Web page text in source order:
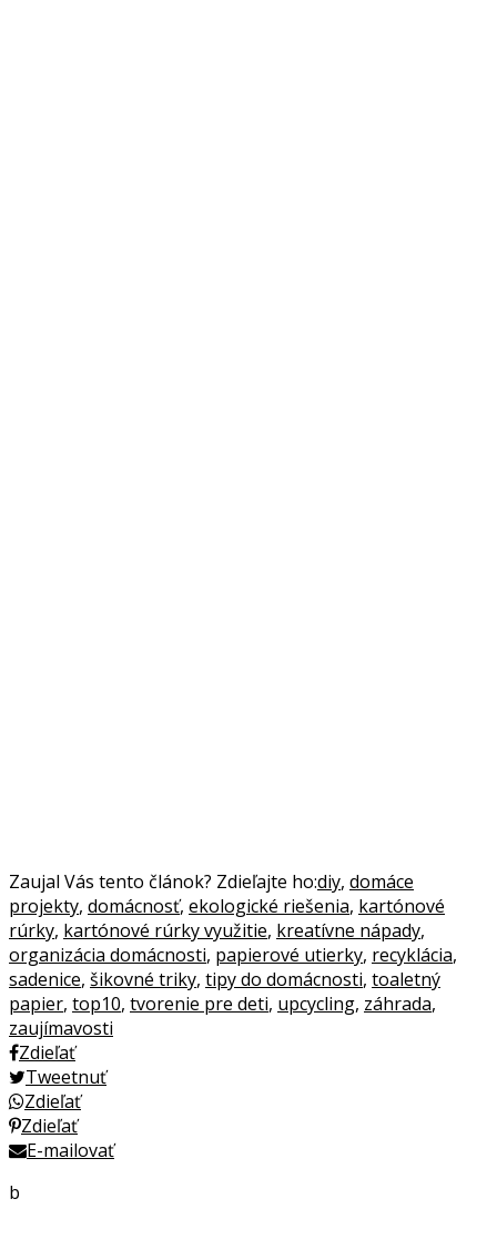
Zaujal Vás tento článok? Zdieľajte ho:diy, domáce
projekty, domácnosť, ekologické riešenia, kartónové
rúrky, kartónové rúrky využitie, kreatívne nápady,
organizácia domácnosti, papierové utierky, recyklácia,
sadenice, šikovné triky, tipy do domácnosti, toaletný
papier, top10, tvorenie pre deti, upcycling, záhrada,
zaujímavosti
Zdieľať
Tweetnuť
Zdieľať
Zdieľať
E-mailovať
b